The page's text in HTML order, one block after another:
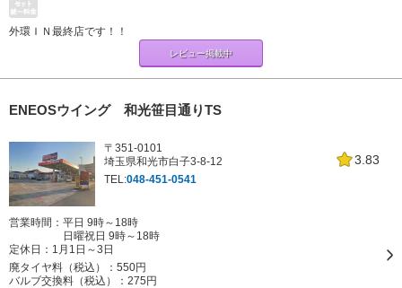
外環ＩＮ最終店です！！
レビュー掲載中
ENEOSウイング 和光笹目通りTS
3.83
〒351-0101
埼玉県和光市白子3-8-12
TEL:048-451-0541
営業時間：平日 9時～18時
日曜祝日 9時～18時
定休日： 1月1日～3日
廃タイヤ料（税込）： 550円
バルブ交換料（税込）： 275円